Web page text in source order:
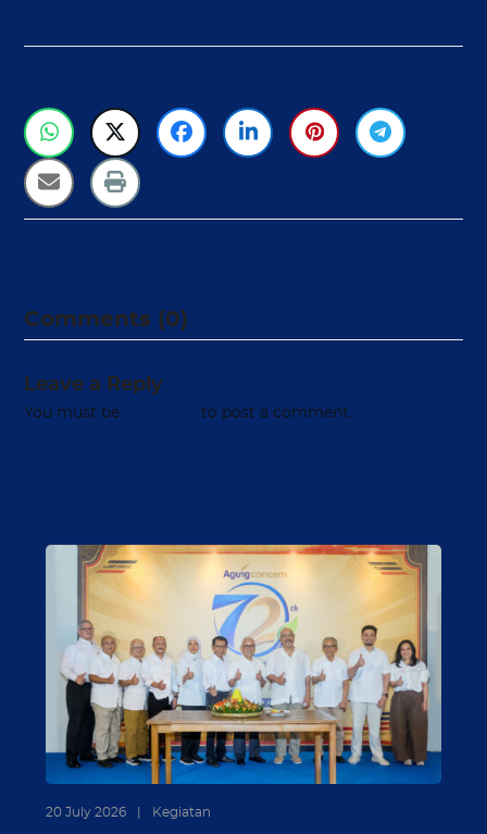
Comments (0)
Leave a Reply
You must be to post a comment.
20 July 2026 Kegiatan